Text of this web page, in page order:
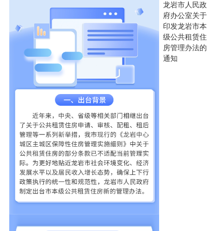
龙岩市人民政
府办公室关于
印发龙岩市本
级公共租赁住
房管理办法的
通知